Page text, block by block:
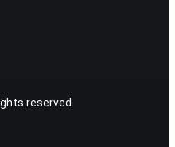
reserved.